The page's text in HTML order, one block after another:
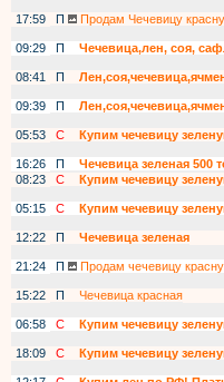
17:59
П Продам Чечевицу
09:29
П
Чечевица,лен, соя,
08:41
П
09:39
П
05:53
С
Купим чечевицу
16:26
П
Чечевица зеленая 500
08:23
С
Купим чечевицу
05:15
С
Купим чечевицу
12:22
П Чечевица зеленая
21:24
П
Продам чечевицу
15:22
П Чечевица красная
06:58
С
Купим чечевицу
18:09
С
Купим чечевицу